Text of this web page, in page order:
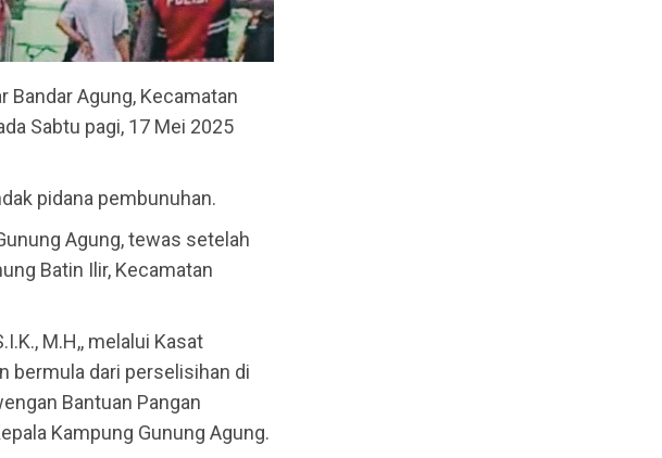
Bandar Agung, Kecamatan
Sabtu pagi, 17 Mei 2025
pidana pembunuhan.
Agung, tewas setelah
Batin Ilir, Kecamatan
M.H,, melalui Kasat
bermula dari perselisihan di
Bantuan Pangan
Kampung Gunung Agung.